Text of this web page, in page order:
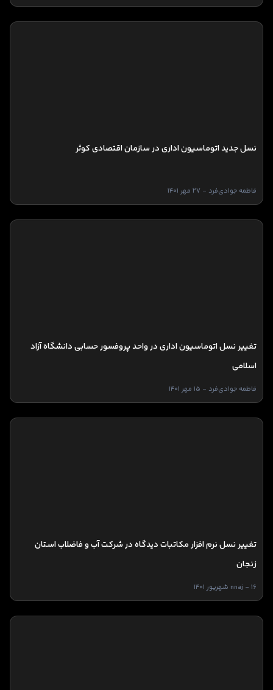
نسل جدید اتوماسیون اداری در سازمان اقتصادی کوثر
فاطمه جوادی‌فرد - 27 مهر 1401
تغییر نسل اتوماسیون اداری در واحد پروفسور حسابی دانشگاه آزاد
اسلامی
فاطمه جوادی‌فرد - 15 مهر 1401
تغییر نسل نرم افزار مکاتبات دیدگاه در شرکت آب و فاضلاب استان
زنجان
nnaj - 16 شهریور 1401